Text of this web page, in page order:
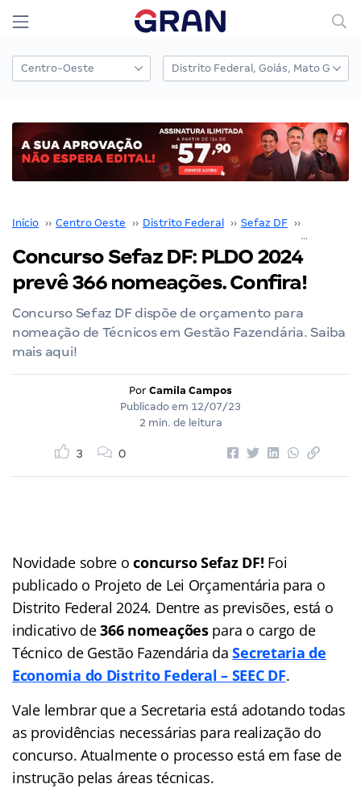
Início ›› Centro Oeste ›› Distrito Federal ›› Sefaz DF ››
Concurso Sefaz DF: PLDO 2024
prevê 366 nomeações. Confira!
Concurso Sefaz DF dispõe de orçamento para
nomeação de Técnicos em Gestão Fazendária. Saiba
mais aqui!
Por Camila Campos
Publicado em 12/07/23
2 min. de leitura
3 0
Novidade sobre oconcurso Sefaz DF! Foi
publicado o Projeto de Lei Orçamentária para o
Distrito Federal 2024. Dentre as previsões, está o
indicativo de366 nomeaçõespara o cargo de
Técnico de Gestão Fazendária daSecretaria de
Economia do Distrito Federal – SEEC DF.
Vale lembrar que a Secretaria está adotando todas
as providências necessárias para realização do
concurso. Atualmente o processo está em fase de
instrução pelas áreas técnicas.